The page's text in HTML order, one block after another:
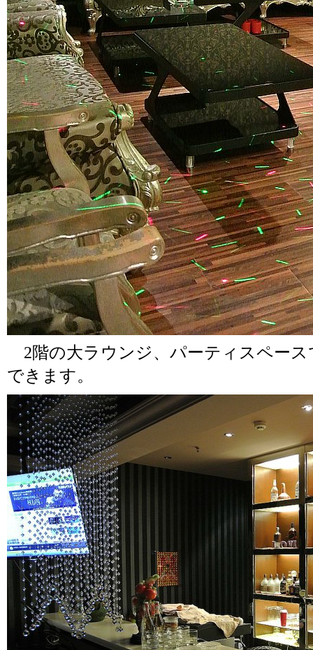
2階の大ラウンジ、パーティスペース
できます。